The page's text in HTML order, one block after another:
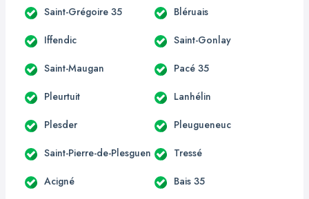
Saint-Grégoire 35 Bléruais
Iffendic Saint-Gonlay
Saint-Maugan Pacé 35
Pleurtuit Lanhélin
Plesder Pleugueneuc
Saint-Pierre-de-Plesguen Tressé
Acigné Bais 35